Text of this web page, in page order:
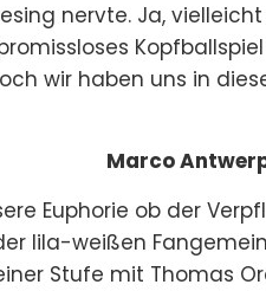
nervte. Ja,
wir haben uns in
Marco
Euphorie ob der
lila-weißen
Stufe mit Thomas